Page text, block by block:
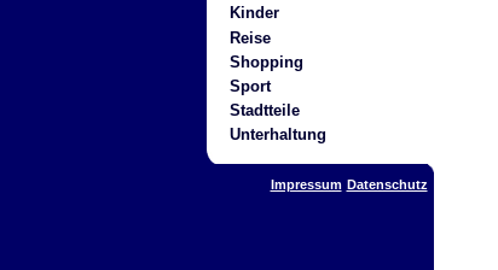
Kinder
Reise
Shopping
Sport
Stadtteile
Unterhaltung
Impressum Datenschutz